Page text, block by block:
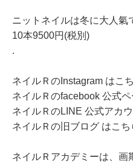
ニットネイルは冬に大人氣
10本9500円(税別)
.
ネイルＲのInstagram はこ
ネイルＲのfacebook 公式
ネイルＲのLINE 公式アカ
ネイルＲの旧ブログ はこち
ネイルＲアカデミーは、画